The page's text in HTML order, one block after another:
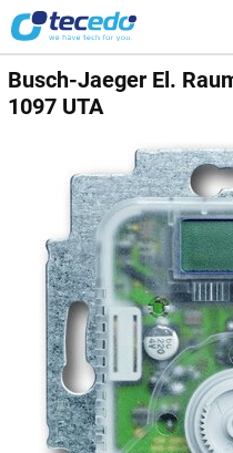
Busch-Jaeger El.
1097 UTA